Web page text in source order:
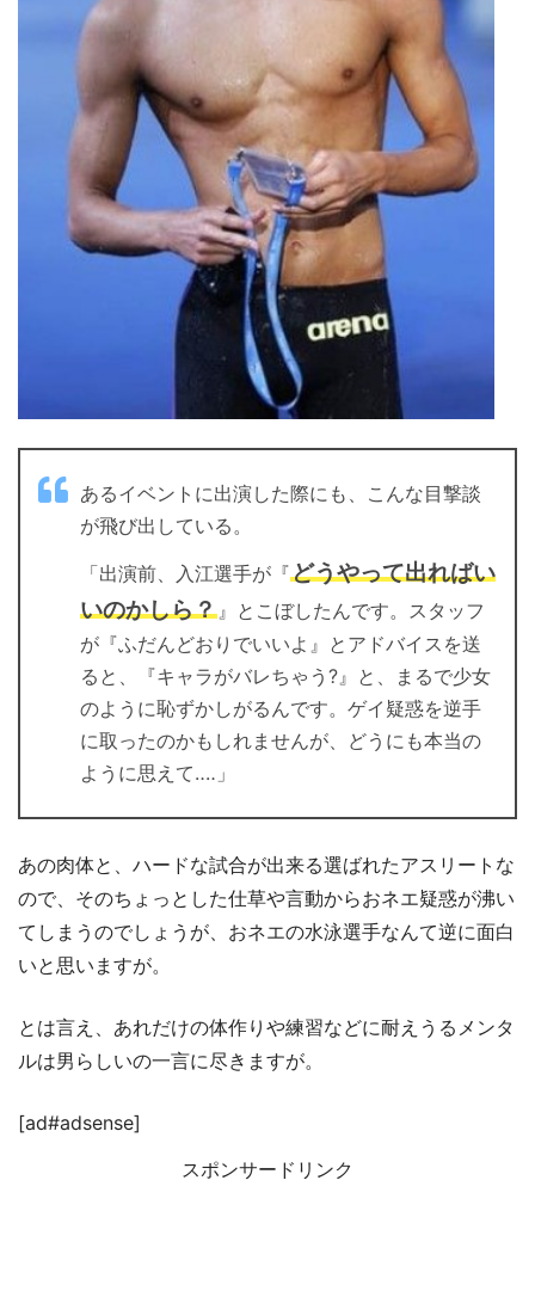
あるイベントに出演した際にも、こんな目撃談
が飛び出している。
「出演前、入江選手が『どうやって出ればい
いのかしら？ 』とこぼしたんです。スタッフ
が『ふだんどおりでいいよ』とアドバイスを送
ると、『キャラがバレちゃう?』と、まるで少女
のように恥ずかしがるんです。ゲイ疑惑を逆手
に取ったのかもしれませんが、どうにも本当の
ように思えて‥‥」
あの肉体と、ハードな試合が出来る選ばれたアスリートな
ので、そのちょっとした仕草や言動からおネエ疑惑が沸い
てしまうのでしょうが、おネエの水泳選手なんて逆に面白
いと思いますが。
とは言え、あれだけの体作りや練習などに耐えうるメンタ
ルは男らしいの一言に尽きますが。
[ad#adsense]
スポンサードリンク